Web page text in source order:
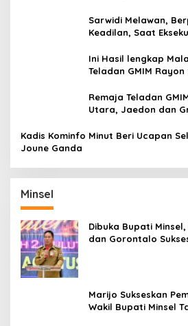
Sarwidi Melawan,
Keadilan, Saat
Ini Hasil lengkap
Teladan GMIM Rayon
Remaja Teladan
Utara, Jaedon dan
Kadis Kominfo Minut Beri Ucapan
Joune Ganda
Minsel
Dibuka Bupati
dan Gorontalo
Marijo Sukseskan
Wakil Bupati Minsel